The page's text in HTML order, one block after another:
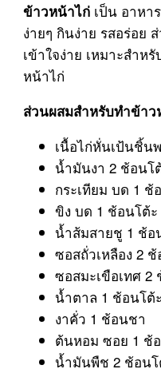
ข้าวหน้าไก่เป็น อาหา
ง่ายๆ กินง่าย รสอร่อย
เข้าใจง่าย เหมาะสำห
หน้าไก่
ส่วนผสมสำหรับทำข้าว
เนื้อไก่หั่นเป้นชิ้น
น้ำมันงา 2 ช้อนโ
กระเทียม บด 1 ช้
ขิง บด 1 ช้อนโต้ะ
น้ำส้มสายชู 1 ช้อ
ซอสถั่วเหลือง 2
ซอสมะเขือเทศ 2
น้ำตาล 1 ช้อนโต้ะ
งาคั่ว 1 ช้อนชา
ต้นหอม ซอย 1 ช้
น้ำมันพืช 2 ช้อนโ